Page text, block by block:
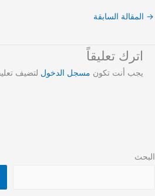
→ المقالة السابقة
اترك تعليقاً
يجب أنت تكون مسجل الدخول لتضيف
البحث